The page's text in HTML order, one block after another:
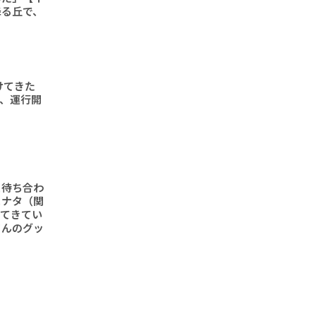
丘で、
きた
運行開
ち合わ
タ（関
きてい
のグッ